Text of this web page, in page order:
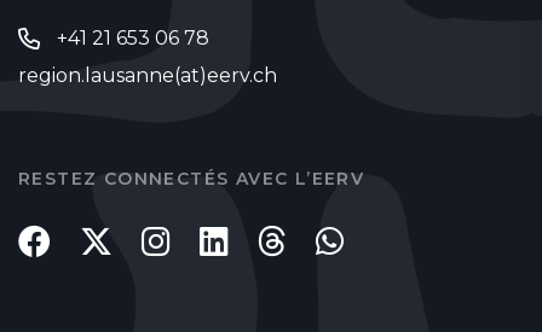
+41 21 653 06 78
region.lausanne(at)eerv.ch
RESTEZ CONNECTÉS AVEC L’EERV